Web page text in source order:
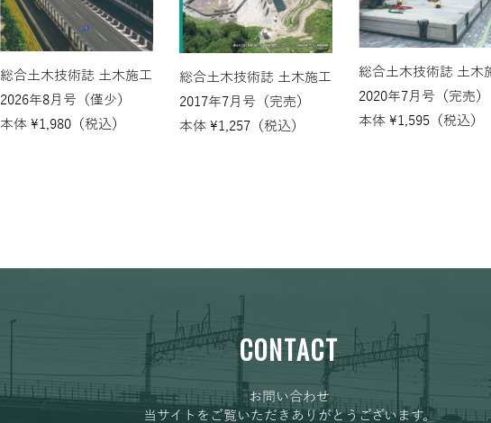
総合土木技術誌 土木施工
2026年8月号（僅少）
本体 ¥1,980 （税込）
総合土木技術誌 土木施工
2017年7月号（完売）
本体 ¥1,257 （税込）
総合土木技術誌 土木
2020年7月号（完売）
本体 ¥1,595 （税込）
CONTACT
お問い合わせ
当サイトをご覧いただきありがとうございます。